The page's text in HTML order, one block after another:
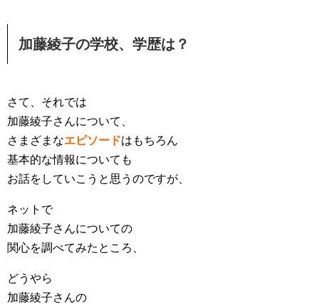
加藤綾子の学校、学歴は？
さて、それでは
加藤綾子さんについて、
さまざまなエピソードはもちろん
基本的な情報についても
お話をしていこうと思うのですが、
ネットで
加藤綾子さんについての
関心を調べてみたところ、
どうやら
加藤綾子さんの